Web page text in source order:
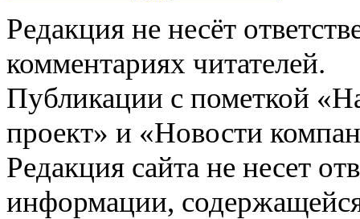
Редакция не несёт
комментариях читателей.
Публикации с пометкой
проект» и «Новости
Редакция сайта не несет
информации,